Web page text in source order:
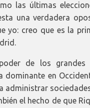
las últimas
una verdadera
yo: creo que es la
de los grandes
en
administrar
el hecho de que